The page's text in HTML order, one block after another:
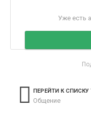
Уже есть
ПЕРЕЙТИ К СПИСКУ
Общение